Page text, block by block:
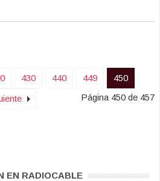
430 440 449
450
Página 450 de 457
EN RADIOCABLE